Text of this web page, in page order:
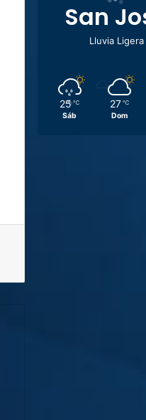
San
Lluvia Ligera
25 ℃
Sáb
27 ℃
Dom